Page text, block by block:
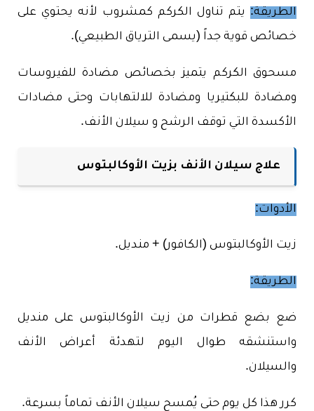
الطريقة: يتم تناول الكركم كمشروب لأنه يحتوي على
خصائص قوية جداً (يسمى الترياق الطبيعي).
مسحوق الكركم يتميز بخصائص مضادة للفيروسات
ومضادة للبكتيريا ومضادة للالتهابات وحتى مضادات
الأكسدة التي توقف الرشح و سيلان الأنف.
علاج سيلان الأنف بزيت الأوكالبتوس
الأدوات:
زيت الأوكالبتوس (الكافور) + منديل.
الطريقة:
ضع بضع قطرات من زيت الأوكالبتوس على منديل
واستنشقه طوال اليوم لتهدئة أعراض الأنف
والسيلان.
كرر هذا كل يوم حتى يُمسح سيلان الأنف تماماً بسرعة.